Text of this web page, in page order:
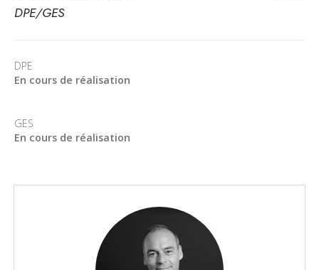
DPE/GES
DPE
En cours de réalisation
GES
En cours de réalisation